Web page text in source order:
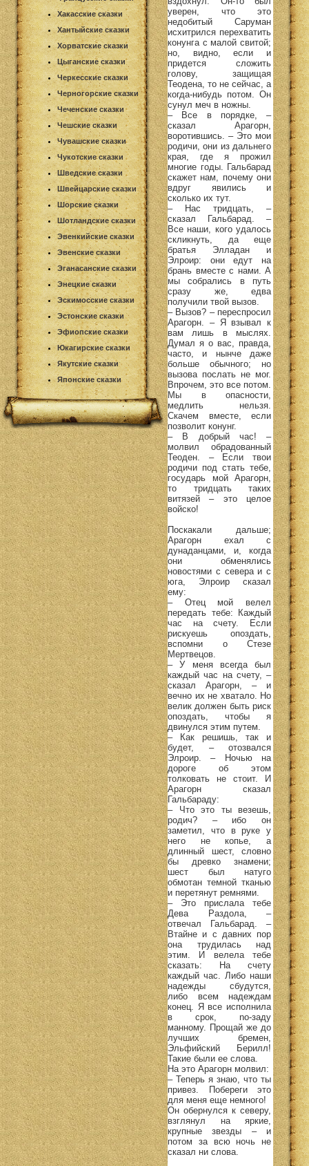
Хакасские сказки
Хантыйские сказки
Хорватские сказки
Цыганские сказки
Черкесские сказки
Черногорские сказки
Чеченские сказки
Чешские сказки
Чувашские сказки
Чукотские сказки
Шведские сказки
Швейцарские сказки
Шорские сказки
Шотландские сказки
Эвенкийские сказки
Эвенские сказки
Эганасанские сказки
Энецкие сказки
Эскимосские сказки
Эстонские сказки
Эфиопские сказки
Юкагирские сказки
Якутские сказки
Японские сказки
уверен, что это
недобитый Саруман
исхитрился перехватить
конунга с малой свитой;
но, видно, если и
придется сложить
голову, защищая
Теодена, то не сейчас, а
когда-нибудь потом. Он
сунул меч в ножны.
– Все в порядке, –
сказал Арагорн,
воротившись. – Это мои
родичи, они из дальнего
края, где я прожил
многие годы. Гальбарад
скажет нам, почему они
вдруг явились и
сколько их тут.
– Нас тридцать, –
сказал Гальбарад. –
Все наши, кого удалось
скликнуть, да еще
братья Элладан и
Элроир: они едут на
брань вместе с нами. А
мы собрались в путь
сразу же, едва
получили твой вызов.
– Вызов? – переспросил
Арагорн. – Я взывал к
вам лишь в мыслях.
Думал я о вас, правда,
часто, и нынче даже
больше обычного; но
вызова послать не мог.
Впрочем, это все потом.
Мы в опасности,
медлить нельзя.
Скачем вместе, если
позволит конунг.
– В добрый час! –
молвил обрадованный
Теоден. – Если твои
родичи под стать тебе,
государь мой Арагорн,
то тридцать таких
витязей – это целое
войско!
Поскакали дальше;
Арагорн ехал с
дунаданцами, и, когда
они обменялись
новостями с севера и с
юга, Элроир сказал
ему:
– Отец мой велел
передать тебе: Каждый
час на счету. Если
рискуешь опоздать,
вспомни о Стезе
Мертвецов.
– У меня всегда был
каждый час на счету, –
сказал Арагорн, – и
вечно их не хватало. Но
велик должен быть риск
опоздать, чтобы я
двинулся этим путем.
– Как решишь, так и
будет, – отозвался
Элроир. – Ночью на
дороге об этом
толковать не стоит. И
Арагорн сказал
Гальбараду:
– Что это ты везешь,
родич? – ибо он
заметил, что в руке у
него не копье, а
длинный шест, словно
бы древко знамени;
шест был натуго
обмотан темной тканью
и перетянут ремнями.
– Это прислала тебе
Дева Раздола, –
отвечал Гальбарад. –
Втайне и с давних пор
она трудилась над
этим. И велела тебе
сказать: На счету
каждый час. Либо наши
надежды сбудутся,
либо всем надеждам
конец. Я все исполнила
в срок, no-заду
манному. Прощай же до
лучших бремен,
Эльфийский Берилл!
Такие были ее слова.
На это Арагорн молвил:
– Теперь я знаю, что ты
привез. Побереги это
для меня еще немного!
Он обернулся к северу,
взглянул на яркие,
крупные звезды – и
потом за всю ночь не
сказал ни слова.